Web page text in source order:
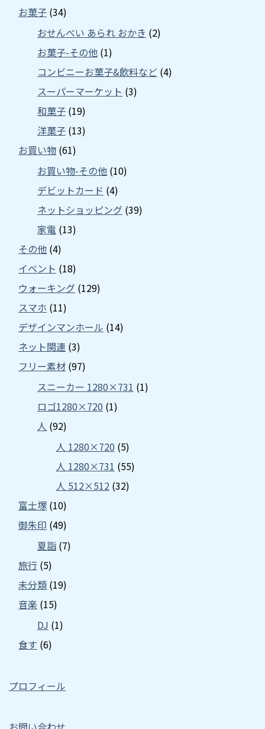
お菓子 (34)
おせんべい あられ おかき (2)
お菓子-その他 (1)
コンビニーお菓子&飲料など (4)
スーパーマーケット (3)
和菓子 (19)
洋菓子 (13)
お買い物 (61)
お買い物-その他 (10)
デビットカード (4)
ネットショッピング (39)
家電 (13)
その他 (4)
イベント (18)
ウォーキング (129)
スマホ (11)
デザインマンホール (14)
ネット関連 (3)
フリー素材 (97)
スニーカー 1280×731 (1)
ロゴ1280×720 (1)
人 (92)
人 1280×720 (5)
人 1280×731 (55)
人 512×512 (32)
富士塚 (10)
御朱印 (49)
夏詣 (7)
旅行 (5)
未分類 (19)
音楽 (15)
DJ (1)
食す (6)
プロフィール